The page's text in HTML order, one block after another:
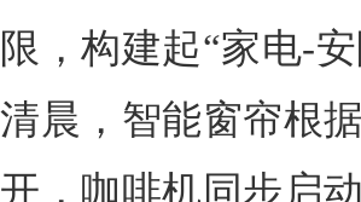
限，构建起“家电-
清晨，智能窗帘根
开，咖啡机同步启